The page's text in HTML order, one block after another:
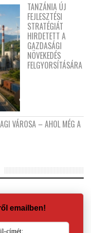
TANZÁNIA ÚJ
FEJLESZTÉSI
STRATÉGIÁT
HIRDETETT A
GAZDASÁGI
NÖVEKEDÉS
FELGYORSÍTÁSÁRA
VÁROSA – AHOL MÉG A
emailben!